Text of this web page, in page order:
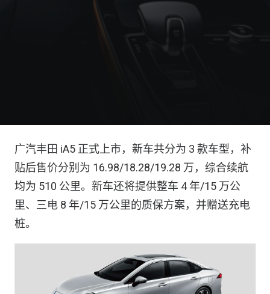
广汽丰田 iA5 正式上市，新车共分为 3 款车型，补
贴后售价分别为 16.98/18.28/19.28 万，综合续航
均为 510 公里。新车还将提供整车 4 年/15 万公
里、三电 8 年/15 万公里的质保方案，并赠送充电
桩。